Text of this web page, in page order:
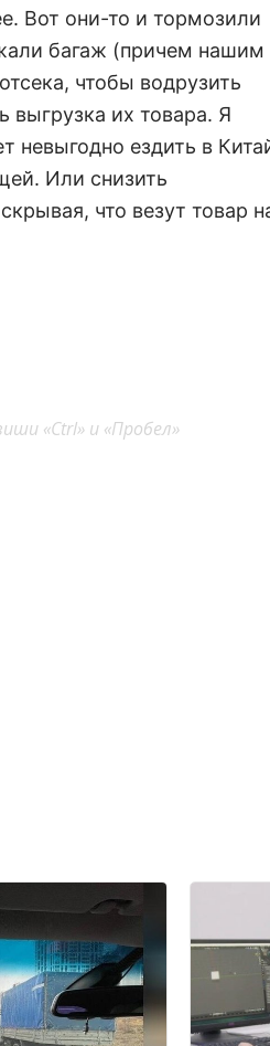
Вот они-то и тормозили
багаж (причем нашим
чтобы водрузить
выгрузка их товара. Я
невыгодно ездить в
Или снизить
что везут товар
«Ctrl» и «Пробел»